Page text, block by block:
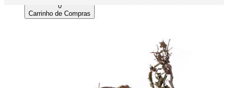
0
Carrinho de Compras